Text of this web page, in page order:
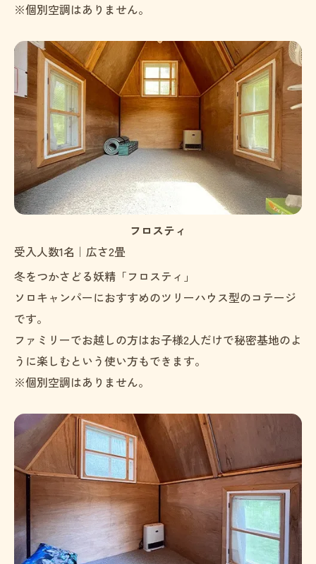
※個別空調はありません。
フロスティ
受入人数1名｜広さ2畳
冬をつかさどる妖精「フロスティ」
ソロキャンパーにおすすめのツリーハウス型のコテージ
です。
ファミリーでお越しの方はお子様2人だけで秘密基地のよ
うに楽しむという使い方もできます。
※個別空調はありません。